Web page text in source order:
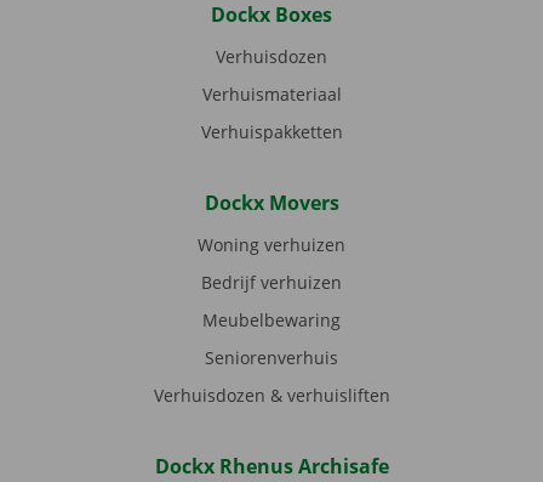
Dockx Boxes
Verhuisdozen
Verhuismateriaal
Verhuispakketten
Dockx Movers
Woning verhuizen
Bedrijf verhuizen
Meubelbewaring
Seniorenverhuis
Verhuisdozen & verhuisliften
Dockx Rhenus Archisafe